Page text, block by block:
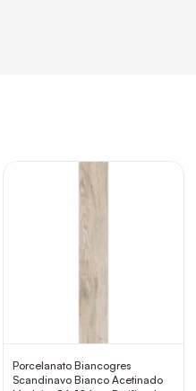
Porcelanato Biancogres
Scandinavo Bianco Acetinado